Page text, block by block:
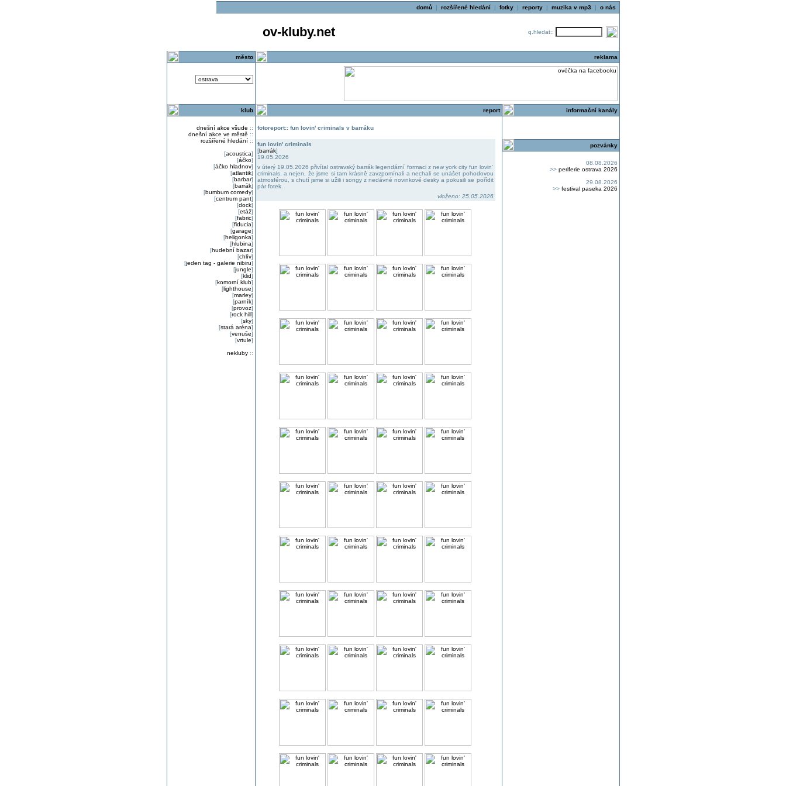
domů| rozšířené hledání| fotky| reporty| muzika v mp3 | o nás
ov-kluby.net q.hledat::
město reklama
klub
dnešní akce všude ::
dnešní akce ve městě ::
rozšířené hledání::
[acoustica]
[áčko]
[áčko hladnov]
[atlantik]
[barbar]
[barrák]
[bumbum comedy]
[centrum pant]
[dock]
[etáž]
[fabric]
[fiducia]
[garage]
[heligonka]
[hlubina]
[hudební bazar]
[chlív]
[jeden tag - galerie nibiru]
[jungle]
[klid]
[komorní klub]
[lighthouse]
[marley]
[parník]
[provoz]
[rock hill]
[sky]
[stará aréna]
[venuše]
[vrtule]
nekluby::
report
fotoreport:: fun lovin' criminals v barráku
fun lovin' criminals
[barrák]
19.05.2026
v úterý 19.05.2026 přivítal ostravský barrák legendární formaci z new york city fun lovin'
criminals. a nejen, že jsme si tam krásně zavzpomínali a nechali se unášet pohodovou
atmosférou, s chutí jsme si užili i songy z nedávné novinkové desky a pokusili se pořídit
pár fotek.
vloženo: 25.05.2026
informační kanály
pozvánky
08.08.2026
>> periferie ostrava 2026
29.08.2026
>> festival paseka 2026